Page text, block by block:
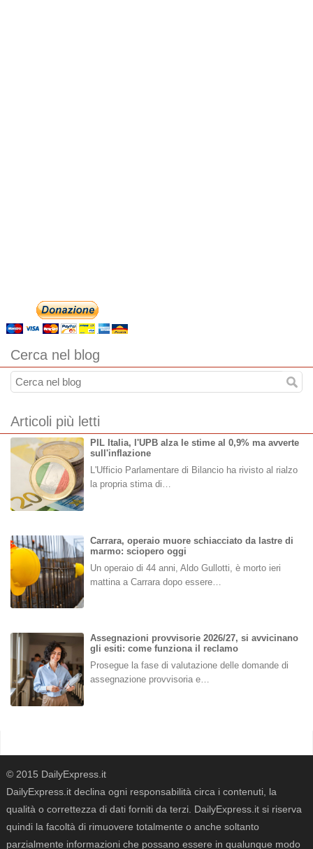
Cerca nel blog
Articoli più letti
PIL Italia, l'UPB alza le stime al 0,9% ma avverte
sull'inflazione
L'Ufficio Parlamentare di Bilancio ha rivisto al rialzo
la propria stima di…
Carrara, operaio muore schiacciato da lastre di
marmo: sciopero oggi
Un operaio di 44 anni, Aldo Gullotti, è morto ieri
mattina a Carrara dopo essere…
Assegnazioni provvisorie 2026/27, si avvicinano
gli esiti: come funziona il reclamo
Prosegue la fase di valutazione delle domande di
assegnazione provvisoria e…
© 2015 DailyExpress.it
DailyExpress.it declina ogni responsabilità circa i contenuti, la
qualità o correttezza di dati forniti da terzi. DailyExpress.it si riserva
quindi la facoltà di rimuovere totalmente o anche soltanto
parzialmente informazioni che possano essere in qualunque modo